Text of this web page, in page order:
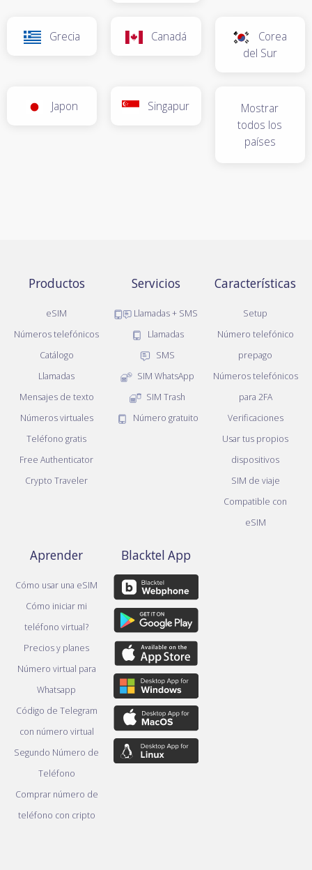
Grecia Canadá
Corea
del Sur
Japon Singapur
Mostrar
todos los
países
Productos
eSIM
Números telefónicos
Catálogo
Llamadas
Mensajes de texto
Números virtuales
Teléfono gratis
Free Authenticator
Crypto Traveler
Servicios
Llamadas + SMS
Llamadas
SMS
SIM WhatsApp
SIM Trash
Número gratuito
Características
Setup
Número telefónico
prepago
Números telefónicos
para 2FA
Verificaciones
Usar tus propios
dispositivos
SIM de viaje
Compatible con
eSIM
Aprender
Cómo usar una eSIM
Cómo iniciar mi
teléfono virtual?
Precios y planes
Número virtual para
Whatsapp
Código de Telegram
con número virtual
Segundo Número de
Teléfono
Comprar número de
teléfono con cripto
Blacktel App